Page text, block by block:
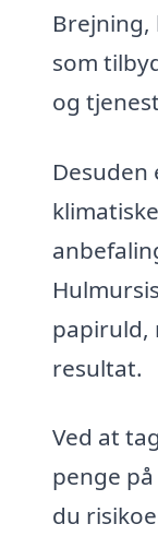
som
og
papiruld,
resultat.
Ved at
penge
du